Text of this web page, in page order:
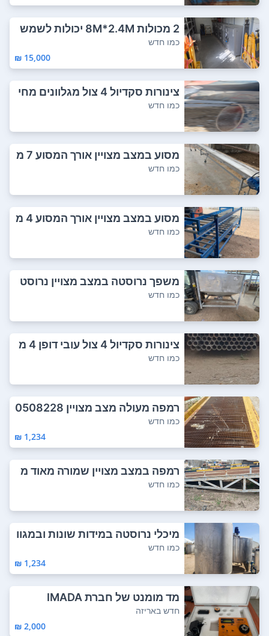
2 מכולות 8M*2.4M יכולות לשמש
כמשרד / מגו...
כמו חדש
15,000 ₪
צינורות סקדיול 4 צול מגלוונים מחי
ר הזדמ...
כמו חדש
מסוע במצב מצויין אורך המסוע 7 מ
טר רוחב 2...
כמו חדש
מסוע במצב מצויין אורך המסוע 4 מ
טר רוחב 5...
כמו חדש
משפך נרוסטה במצב מצויין נרוסט
ה עבה שמור ...
כמו חדש
צינורות סקדיול 4 צול עובי דופן 4 מ
מ במצב...
כמו חדש
רמפה מעולה מצב מצויין 0508228
414
כמו חדש
1,234 ₪
רמפה במצב מצויין שמורה מאוד מ
אוד כל הקוד...
כמו חדש
מיכלי נרוסטה במידות שונות ובמגוו
ן גדול ש...
כמו חדש
1,234 ₪
מד מומנט של חברת IMADA
חדש באריזה
2,000 ₪